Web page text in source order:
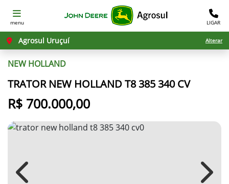
menu LIGAR
Agrosul Uruçuí Alterar
NEW HOLLAND
TRATOR NEW HOLLAND T8 385 340 CV
R$ 700.000,00
Previous Next